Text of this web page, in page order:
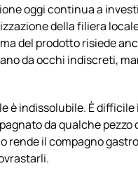
oggi continua a
della filiera
del prodotto risiede
da occhi indiscreti,
è indissolubile. È
da qualche
rende il compagno